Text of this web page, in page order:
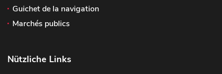
Guichet de la navigation
Marchés publics
Nützliche Links